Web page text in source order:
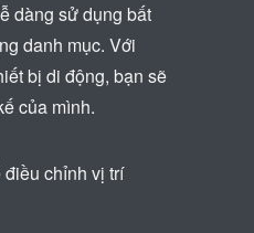
dàng sử dụng bất
danh mục. Với
bị di động, bạn sẽ
của mình.
chỉnh vị trí